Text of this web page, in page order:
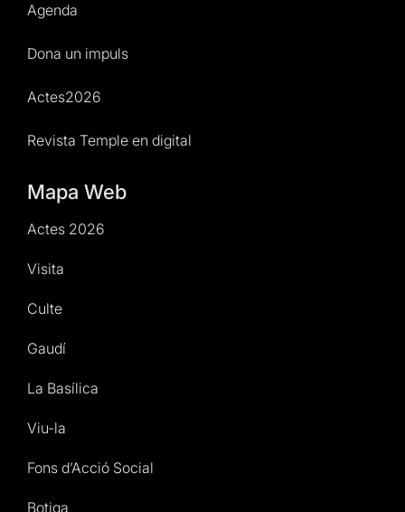
Agenda
Dona un impuls
Actes2026
Revista Temple en digital
Mapa Web
Actes 2026
Visita
Culte
Gaudí
La Basílica
Viu-la
Fons d’Acció Social
Botiga